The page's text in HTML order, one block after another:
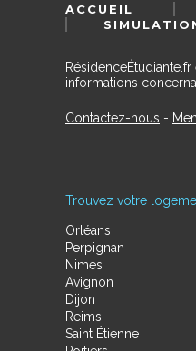
ACCUEIL
informations
Contactez-nous -
Trouvez votre
Orléans
Perpignan
Nimes
Avignon
Dijon
Reims
Saint Étienne